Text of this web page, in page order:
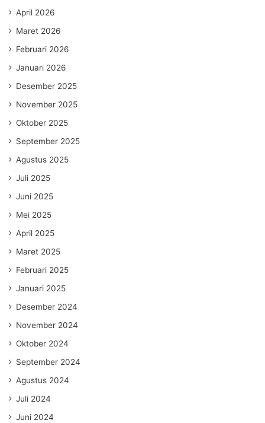
April 2026
Maret 2026
Februari 2026
Januari 2026
Desember 2025
November 2025
Oktober 2025
September 2025
Agustus 2025
Juli 2025
Juni 2025
Mei 2025
April 2025
Maret 2025
Februari 2025
Januari 2025
Desember 2024
November 2024
Oktober 2024
September 2024
Agustus 2024
Juli 2024
Juni 2024